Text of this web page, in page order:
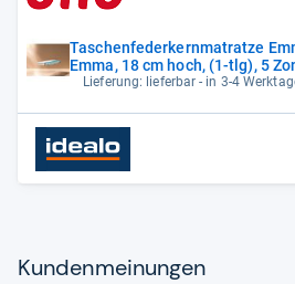
Taschenfederkernmatratze
Emma, 18 cm hoch, (1-tlg), 5
Lieferung: lieferbar - in 3-4
Kun­den­mei­nun­gen